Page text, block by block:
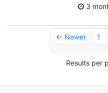
3
← Newer 1
Results per